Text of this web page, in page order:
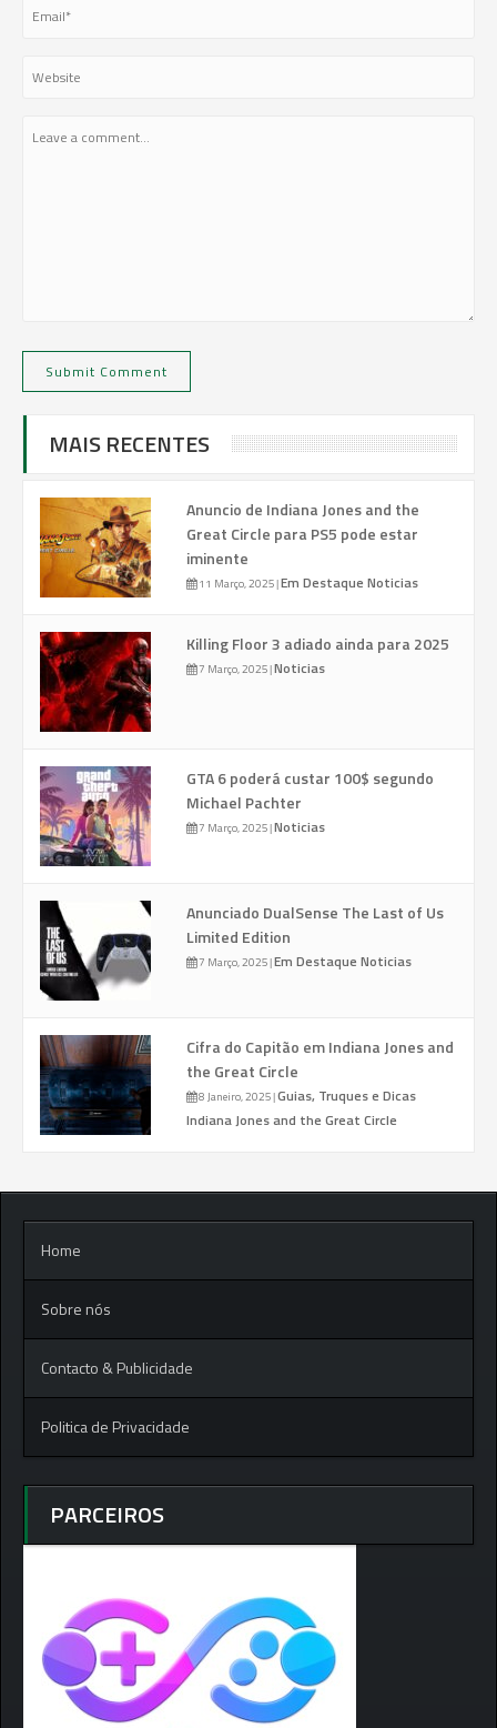
MAIS RECENTES
Anuncio de Indiana Jones and the
Great Circle para PS5 pode estar
iminente
11 Março, 2025|Em Destaque Noticias
Killing Floor 3 adiado ainda para 2025
7 Março, 2025|Noticias
GTA 6 poderá custar 100$ segundo
Michael Pachter
7 Março, 2025|Noticias
Anunciado DualSense The Last of Us
Limited Edition
7 Março, 2025|Em Destaque Noticias
Cifra do Capitão em Indiana Jones and
the Great Circle
8 Janeiro, 2025|Guias, Truques e Dicas
Indiana Jones and the Great Circle
Home
Sobre nós
Contacto & Publicidade
Politica de Privacidade
PARCEIROS